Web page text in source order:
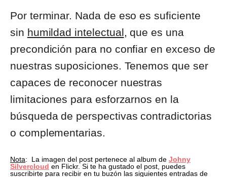
Por terminar. Nada de eso es suficiente
sin humildad intelectual, que es una
precondición para no confiar en exceso de
nuestras suposiciones. Tenemos que ser
capaces de reconocer nuestras
limitaciones para esforzarnos en la
búsqueda de perspectivas contradictorias
o complementarias.
Nota: La imagen del post pertenece al album de Johny
Silvercloud en Flickr. Si te ha gustado el post, puedes
suscribirte para recibir en tu buzón las siguientes entradas de